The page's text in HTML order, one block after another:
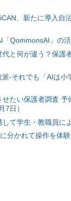
、新たに導入自
QommonsAI」の
と何が違う？保護
-それでも「AIは
たい保護者調査
7日）
て学生・教職員に
分かれて操作を体